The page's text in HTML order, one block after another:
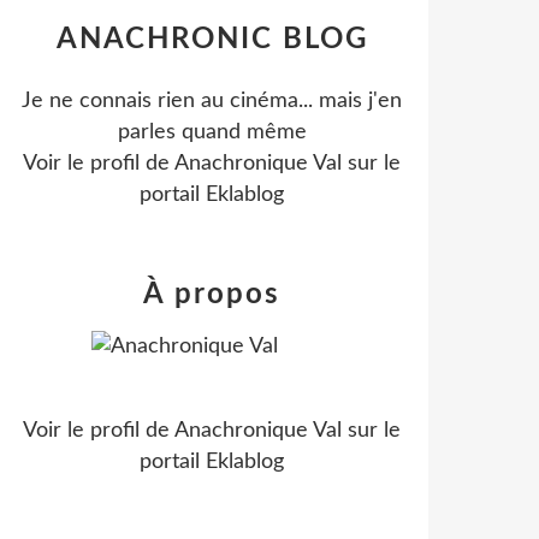
ANACHRONIC BLOG
Je ne connais rien au cinéma... mais j'en
parles quand même
Voir le profil de Anachronique Val sur le
portail Eklablog
À propos
Voir le profil de Anachronique Val sur le
portail Eklablog